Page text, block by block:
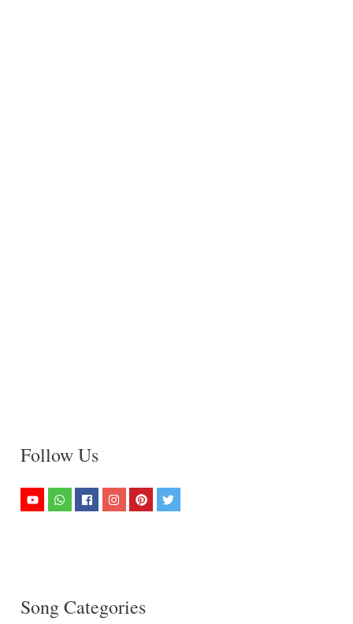
Follow Us
Song Categories